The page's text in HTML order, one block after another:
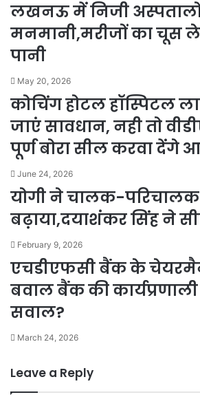
लखनऊ में निजी
मनमानी,मरीजों का चूस
पानी
May 20, 2026
कोचिंग होटल हॉस्पिटल
जाएं सावधान, नही तो
पूर्ण बोरा सील करवा देंगे
June 24, 2026
योगी ने चालक-
बढ़ाया,दयाशंकर सिंह ने
February 9, 2026
एचडीएफसी बैंक के
बवाल बैंक की
सवाल?
March 24, 2026
Leave a Reply